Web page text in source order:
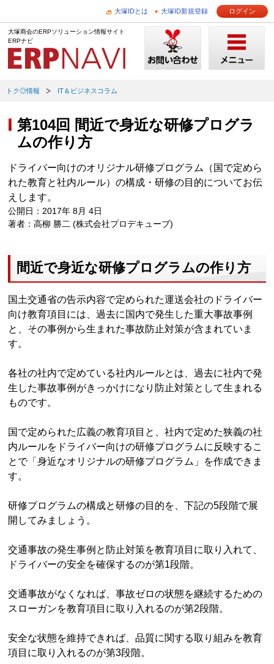
大塚IDとは 大塚ID新規登録 ログイン
大塚商会のERPソリューション情報サイト
ERPナビ
トク◎情報 IT＆ビジネスコラム
第104回 間近で身近な研修プログラ
ムの作り方
ドライバー向けのオリジナル研修プログラム（国で定めら
れた教育と社内ルール）の構成・研修の目的についてお伝
えします。
公開日：2017年 8月 4日
著者：高柳 勝二 (株式会社プロデキューブ)
間近で身近な研修プログラムの作り方
国土交通省の告示内容で定められた運送会社のドライバー
向け教育項目には、過去に国内で発生した重大事故事例
と、その事例から生まれた事故防止対策が含まれていま
す。
各社の社内で定めている社内ルールとは、過去に社内で発
生した事故事例がきっかけになり防止対策として生まれる
ものです。
国で定められた広義の教育項目と、社内で定めた狭義の社
内ルールをドライバー向けの研修プログラムに反映するこ
とで「身近なオリジナルの研修プログラム」を作成できま
す。
研修プログラムの構成と研修の目的を、下記の5段階で展
開してみましょう。
交通事故の発生事例と防止対策を教育項目に取り入れて、
ドライバーの安全を確保するのが第1段階。
交通事故がなくなれば、事故ゼロの状態を継続するための
スローガンを教育項目に取り入れるのが第2段階。
安全な状態を維持できれば、品質に関する取り組みを教育
項目に取り入れるのが第3段階。